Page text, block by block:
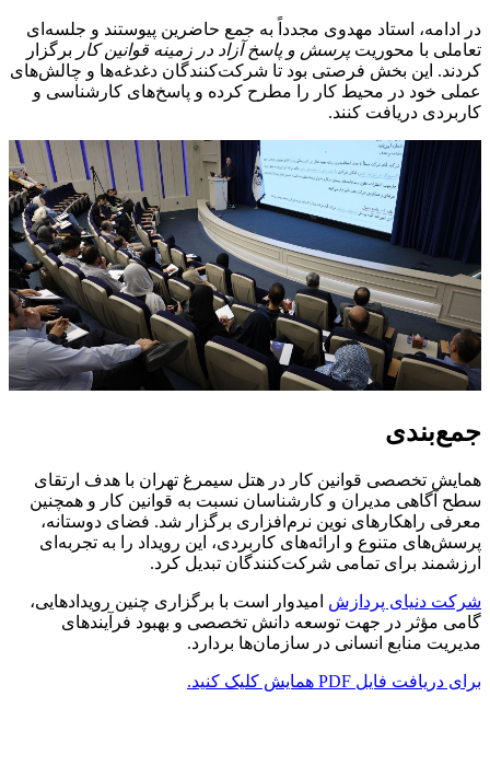
در ادامه، استاد مهدوی مجدداً به جمع حاضرین پیوستند و جلسه‌ای
تعاملی با محوریتپرسش و پاسخ آزاد در زمینه قوانین کار برگزار
کردند. این بخش فرصتی بود تا شرکت‌کنندگان دغدغه‌ها و چالش‌های
عملی خود در محیط کار را مطرح کرده و پاسخ‌های کارشناسی و
کاربردی دریافت کنند.
جمع‌بندی
همایش تخصصی قوانین کار در هتل سیمرغ تهران با هدف ارتقای
سطح آگاهی مدیران و کارشناسان نسبت به قوانین کار و همچنین
معرفی راهکارهای نوین نرم‌افزاری برگزار شد. فضای دوستانه،
پرسش‌های متنوع و ارائه‌های کاربردی، این رویداد را به تجربه‌ای
ارزشمند برای تمامی شرکت‌کنندگان تبدیل کرد.
شرکت دنیای پردازش امیدوار است با برگزاری چنین رویدادهایی،
گامی مؤثر در جهت توسعه دانش تخصصی و بهبود فرآیندهای
مدیریت منابع انسانی در سازمان‌ها بردارد.
برای دریافت فایل PDF همایش کلیک کنید.